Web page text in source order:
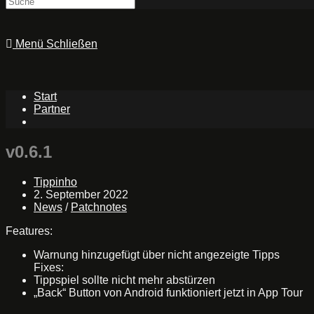
Menü Schließen
Start
Partner
search
v0.6.1
Beitrags-
Autor:
Tippinho
Beitrag
veröffentlicht:
2. September 2022
Beitrags-
News / Patchnotes
Features:
Warnung hinzugefügt über nicht angezeigte Tipps
Fixes:
Tippspiel sollte nicht mehr abstürzen
„Back“ Button von Android funktioniert jetzt in App Tour